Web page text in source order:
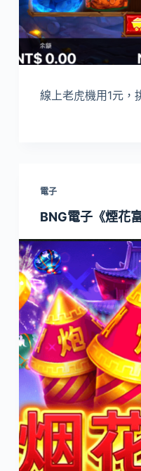
線上老虎機用1元
電子
BNG電子《煙花